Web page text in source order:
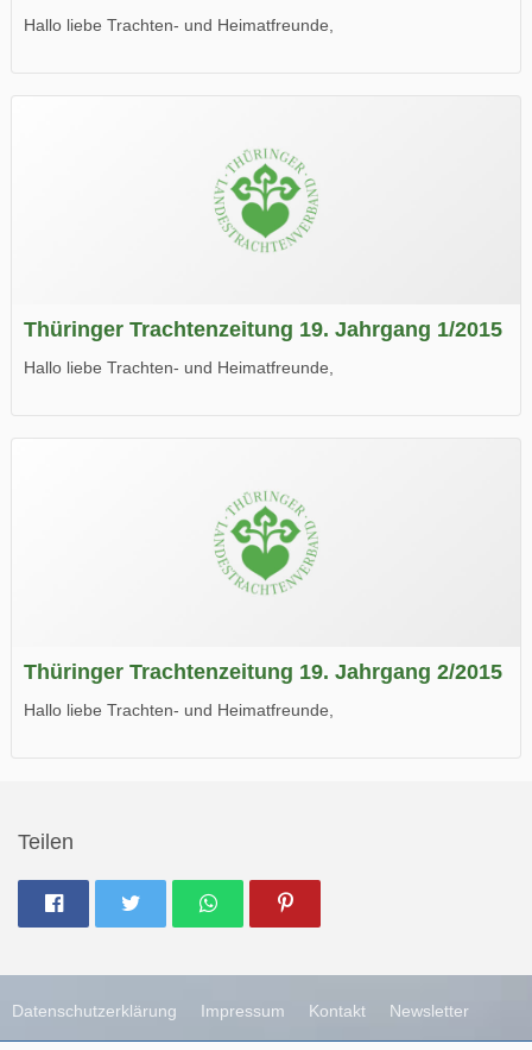
Hallo liebe Trachten- und Heimatfreunde,
Wir wünschen Euch viel Spaß beim Lesen.
Thüringer Trachtenzeitung 19. Jahrgang 1/2015
Hallo liebe Trachten- und Heimatfreunde,
Wir wünschen Euch viel Spaß beim Lesen.
Thüringer Trachtenzeitung 19. Jahrgang 2/2015
Hallo liebe Trachten- und Heimatfreunde,
Teilen
Datenschutzerklärung Impressum Kontakt Newsletter